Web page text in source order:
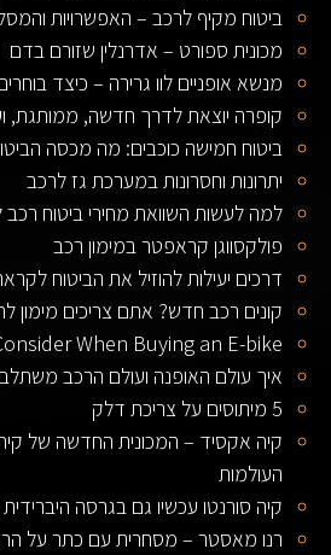
ביטוח מקיף לרכב – האפשרויות
מכונית ספורט – אדרנלין שזורם בדם
מנשא אופניים לוו גרירה – כיצד
קופרה יוצאת לדרך חדשה, ממותגת,
ביטוח חמישה כוכבים: מה מכסה
יתרונות וחסרונות במערכת גז לרכב
למה לעשות השוואת מחירי ביטוח רכב
פולקסווגן קראפטר במימון רכב
דרכים יעילות להוזיל את הביטוח לקראת
קונים רכב חדש? אתם צריכים מימון
When Buying an E-bike
איך עולם האופנה ועולם הרכב
5 מיתוסים על צריכת דלק
קיה אקסיד – המכונית החדשה של
העולמות
קיה סורנטו עכשיו גם בגרסה
רנו מאסטר – מסחרית עם כתר על